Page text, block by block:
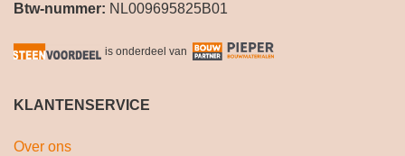
Btw-nummer: NL009695825B01
is onderdeel van
KLANTENSERVICE
Over ons